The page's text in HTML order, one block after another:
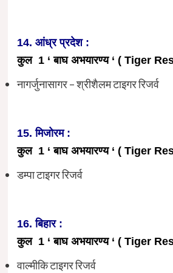
14. आंध्र प्रदेश :
कुल 1 ‘ बाघ अभयारण्य ‘ ( Tiger
नागर्जुनासागर – श्रीशैलम टाइगर रिजर्व
15. मिजोरम :
कुल 1 ‘ बाघ अभयारण्य ‘ ( Tiger
डम्पा टाइगर रिजर्व
16. बिहार :
कुल 1 ‘ बाघ अभयारण्य ‘ ( Tiger
वाल्मीकि टाइगर रिजर्व